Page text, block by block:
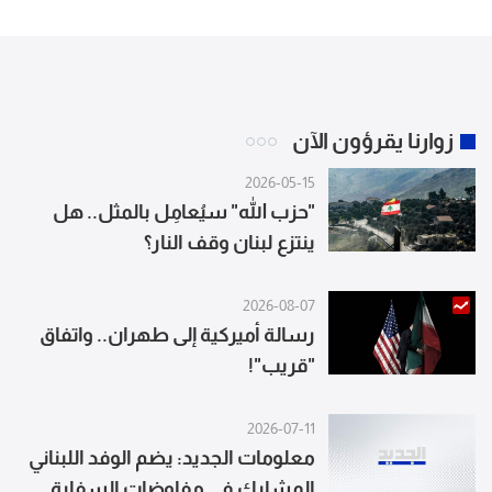
زوارنا يقرؤون الآن
2026-05-15
"حزب الله" سيُعامِل بالمثل.. هل
ينتزع لبنان وقف النار؟
2026-08-07
رسالة أميركية إلى طهران.. واتفاق
"قريب"!
2026-07-11
معلومات الجديد: يضم الوفد اللبناني